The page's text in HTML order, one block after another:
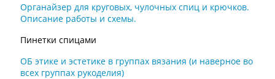
Органайзер для круговых, чулочных спиц и крючков.
Описание работы и схемы.
Пинетки спицами
ОБ этике и эстетике в группах вязания (и наверное во
всех группах рукоделия)